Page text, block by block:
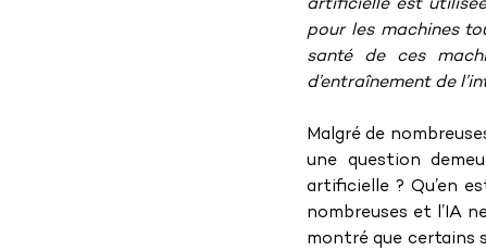
artificielle est
pour les machines
santé de ces
d’entraînement de
Malgré de
une question
artificielle ? Qu’en
nombreuses et l’IA
montré que certains